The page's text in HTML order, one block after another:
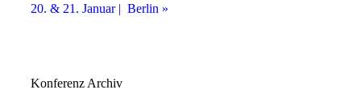
20. & 21. Januar | Berlin »
Konferenz Archiv